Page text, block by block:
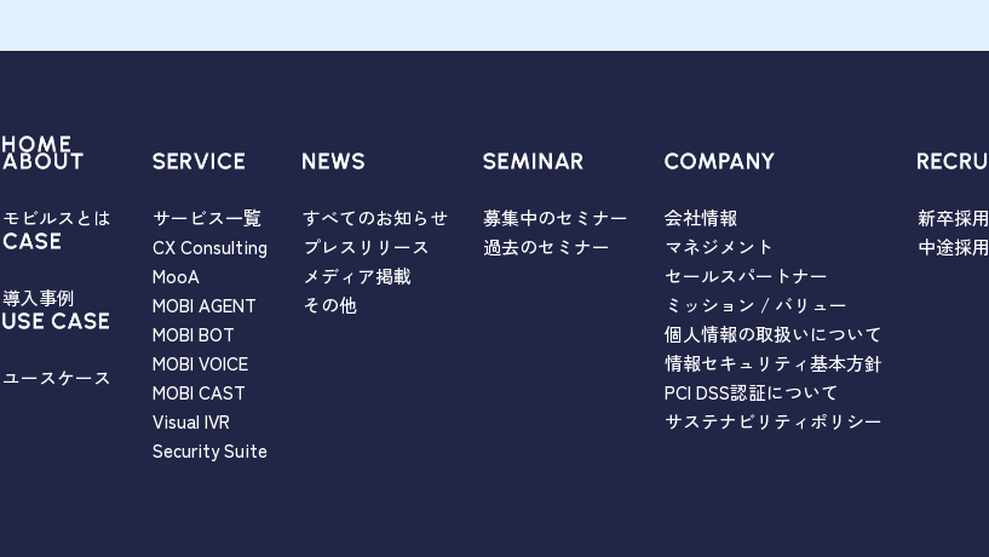
モビルスとは
導入事例
ユースケース
サービス一覧
CX Consulting
MooA
MOBI AGENT
MOBI BOT
MOBI VOICE
MOBI CAST
Visual IVR
Security Suite
すべてのお知らせ
プレスリリース
メディア掲載
その他
募集中のセミナー
過去のセミナー
会社情報
マネジメント
セールスパートナー
ミッション / バリュー
個人情報の取扱いについて
情報セキュリティ基本方針
PCI DSS認証について
サステナビリティポリシー
新卒採用
中途採用